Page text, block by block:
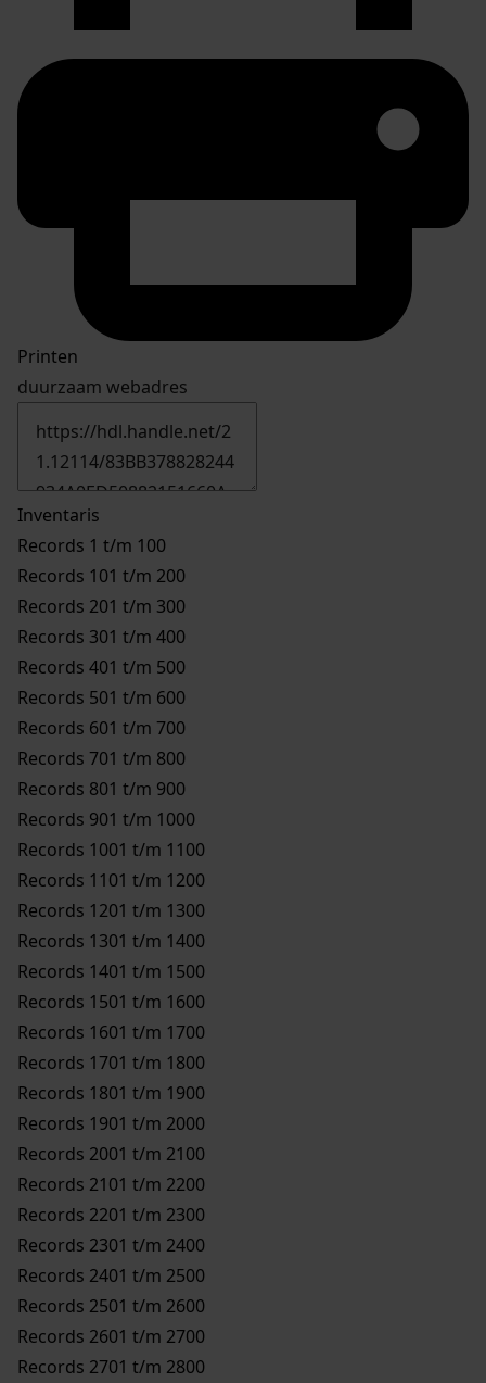
Printen
duurzaam webadres
Inventaris
Records 1 t/m 100
Records 101 t/m 200
Records 201 t/m 300
Records 301 t/m 400
Records 401 t/m 500
Records 501 t/m 600
Records 601 t/m 700
Records 701 t/m 800
Records 801 t/m 900
Records 901 t/m 1000
Records 1001 t/m 1100
Records 1101 t/m 1200
Records 1201 t/m 1300
Records 1301 t/m 1400
Records 1401 t/m 1500
Records 1501 t/m 1600
Records 1601 t/m 1700
Records 1701 t/m 1800
Records 1801 t/m 1900
Records 1901 t/m 2000
Records 2001 t/m 2100
Records 2101 t/m 2200
Records 2201 t/m 2300
Records 2301 t/m 2400
Records 2401 t/m 2500
Records 2501 t/m 2600
Records 2601 t/m 2700
Records 2701 t/m 2800